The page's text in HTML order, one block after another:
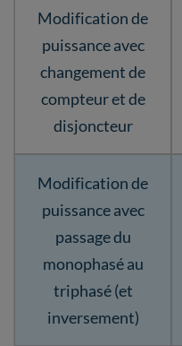
Modification de
puissance avec
changement de
compteur et de
disjoncteur
Modification de
puissance avec
passage du
monophasé au
triphasé (et
inversement)